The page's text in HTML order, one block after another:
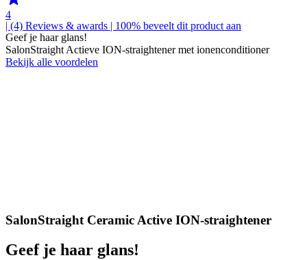
4
| (4) Reviews & awards | 100% beveelt dit product aan
Geef je haar glans!
SalonStraight Actieve ION-straightener met ionenconditioner
Bekijk alle voordelen
SalonStraight Ceramic Active ION-straightener
Geef je haar glans!